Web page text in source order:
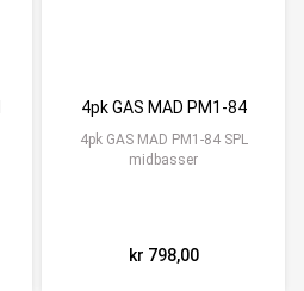
4pk GAS MAD PM1-84
4pk GAS MAD PM1-84 SPL
midbasser
kr 798,00